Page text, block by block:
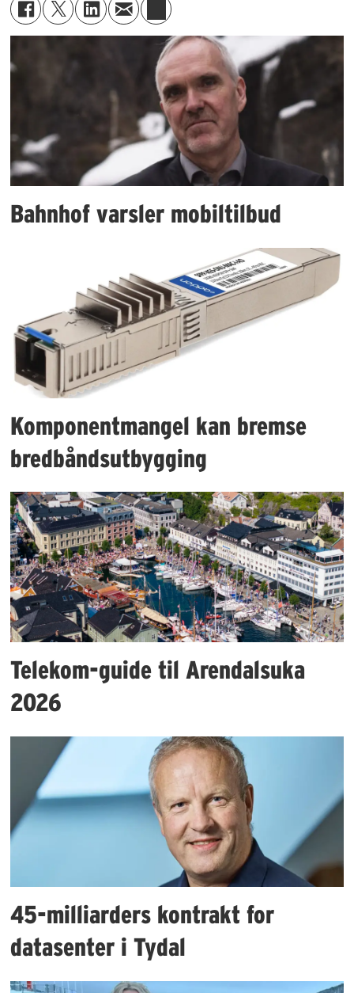
Bahnhof varsler mobiltilbud
Komponentmangel kan bremse
bredbåndsutbygging
Telekom-guide til Arendalsuka
2026
45-milliarders kontrakt for
datasenter i Tydal